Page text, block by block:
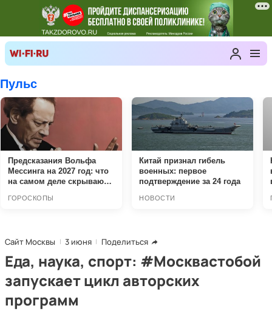
Сайт Москвы 3 июня Поделиться
Еда, наука, спорт: #Москвастобой
запускает цикл авторских
программ